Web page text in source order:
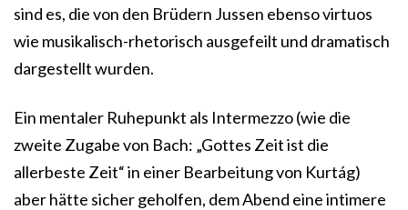
sind es, die von den Brüdern Jussen ebenso virtuos
wie musikalisch-rhetorisch ausgefeilt und dramatisch
dargestellt wurden.
Ein mentaler Ruhepunkt als Intermezzo (wie die
zweite Zugabe von Bach: „Gottes Zeit ist die
allerbeste Zeit“ in einer Bearbeitung von Kurtág)
aber hätte sicher geholfen, dem Abend eine intimere